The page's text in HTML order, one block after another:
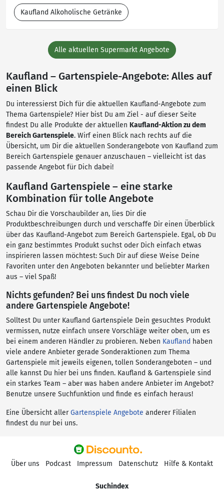
Kaufland Alkoholische Getränke
Alle aktuellen Supermarkt Angebote
Kaufland – Gartenspiele-Angebote: Alles auf
einen Blick
Du interessierst Dich für die aktuellen Kaufland-Angebote zum
Thema Gartenspiele? Hier bist Du am Ziel - auf dieser Seite
findest Du alle Produkte der aktuellen Kaufland-Aktion zu dem
Bereich Gartenspiele. Wirf einen Blick nach rechts auf die
Übersicht, um Dir die aktuellen Sonderangebote von Kaufland zum
Bereich Gartenspiele genauer anzuschauen – vielleicht ist das
passende Angebot für Dich dabei!
Kaufland Gartenspiele – eine starke
Kombination für tolle Angebote
Schau Dir die Vorschaubilder an, lies Dir die
Produktbeschreibungen durch und verschaffe Dir einen Überblick
über das Kaufland-Angebot zum Bereich Gartenspiele. Egal, ob Du
ein ganz bestimmtes Produkt suchst oder Dich einfach etwas
inspirieren lassen möchtest: Such Dir auf diese Weise Deine
Favoriten unter den Angeboten bekannter und beliebter Marken
aus – viel Spaß!
Nichts gefunden? Bei uns findest Du noch viele
andere Gartenspiele Angebote!
Solltest Du unter Kaufland Gartenspiele Dein gesuchtes Produkt
vermissen, nutze einfach unsere Vorschläge weiter oben, um es
bei einem anderen Händler zu probieren. Neben Kaufland haben
viele andere Anbieter gerade Sonderaktionen zum Thema
Gartenspiele mit jeweils eigenen, tollen Sonderangeboten – und
alle kannst Du hier bei uns finden. Kaufland & Gartenspiele sind
ein starkes Team – aber was haben andere Anbieter im Angebot?
Benutze unsere Suchfunktion und finde es einfach heraus!
Eine Übersicht allerGartenspiele Angebote anderer Filialen
findest du nur bei uns.
Über uns Podcast Impressum Datenschutz Hilfe & Kontakt
Suchindex